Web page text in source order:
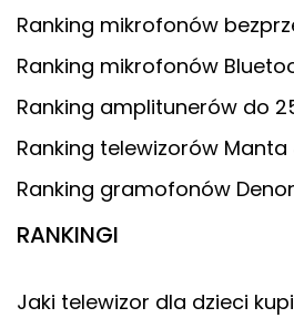
Ranking mikrofonów
Ranking mikrofonów
Ranking amplitunerów do
Ranking telewizorów Manta
Ranking gramofonów
RANKINGI
Jaki telewizor dla dzieci